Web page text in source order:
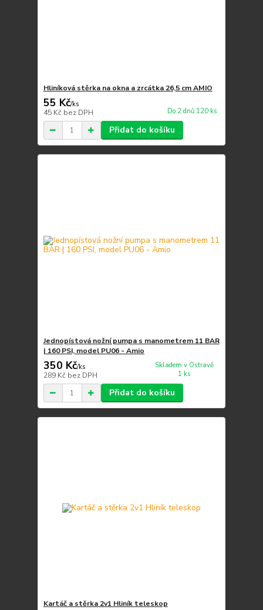
Hliníková stěrka na okna a zrcátka 26,5 cm AMIO
55 Kč/ks
45 Kč bez DPH Do 2 dnů 120 ks
Přidat do košíku
Jednopístová nožní pumpa s manometrem 11 BAR
| 160 PSI, model PU06 - Amio
350 Kč/ks
289 Kč bez DPH
Skladem v Ostravě
1 ks
Přidat do košíku
Kartáč a stěrka 2v1 Hliník teleskop